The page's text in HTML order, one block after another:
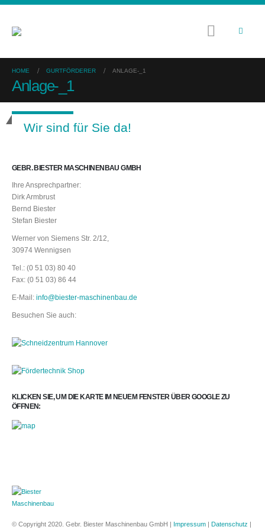
HOME GURTFÖRDERER ANLAGE-_1
Anlage-_1
Wir sind für Sie da!
GEBR. BIESTER MASCHINENBAU GMBH
Ihre Ansprechpartner:
Dirk Armbrust
Bernd Biester
Stefan Biester
Werner von Siemens Str. 2/12,
30974 Wennigsen
Tel.: (0 51 03) 80 40
Fax: (0 51 03) 86 44
E-Mail: info@biester-maschinenbau.de
Besuchen Sie auch:
KLICKEN SIE, UM DIE KARTE IM NEUEM FENSTER ÜBER GOOGLE ZU
ÖFFNEN:
© Copyright 2020. Gebr. Biester Maschinenbau GmbH | Impressum | Datenschutz |